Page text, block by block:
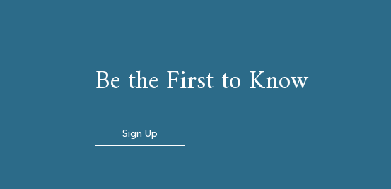
Be the First to Know
Sign Up